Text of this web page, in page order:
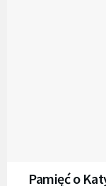
Pamięć o